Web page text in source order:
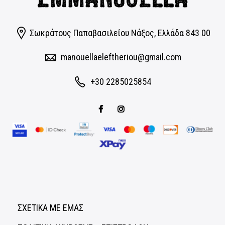
Σωκράτους Παπαβασιλείου Νάξος, Eλλάδα 843 00
manouellaeleftheriou@gmail.com
+30 2285025854
ΣΧΕΤΙΚΑ ΜΕ ΕΜΑΣ